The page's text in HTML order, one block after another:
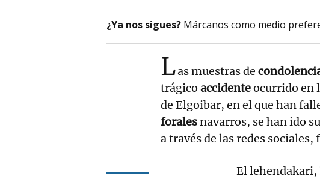
¿Ya nos sigues? Márcanos como medio
Las muestras de
trágico accidenteocurrido en
de Elgoibar, en el que han
foralesnavarros, se han ido
a través de las redes
El lehendakari,